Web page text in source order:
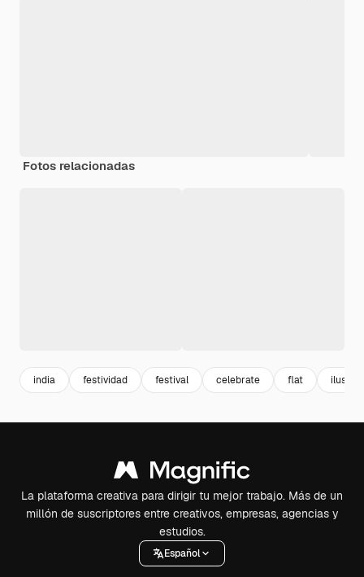
Fotos relacionadas
india festividad festival celebrate flat
La plataforma creativa para dirigir tu mejor trabajo. Más de un
millón de suscriptores entre creativos, empresas, agencias y
estudios.
Español